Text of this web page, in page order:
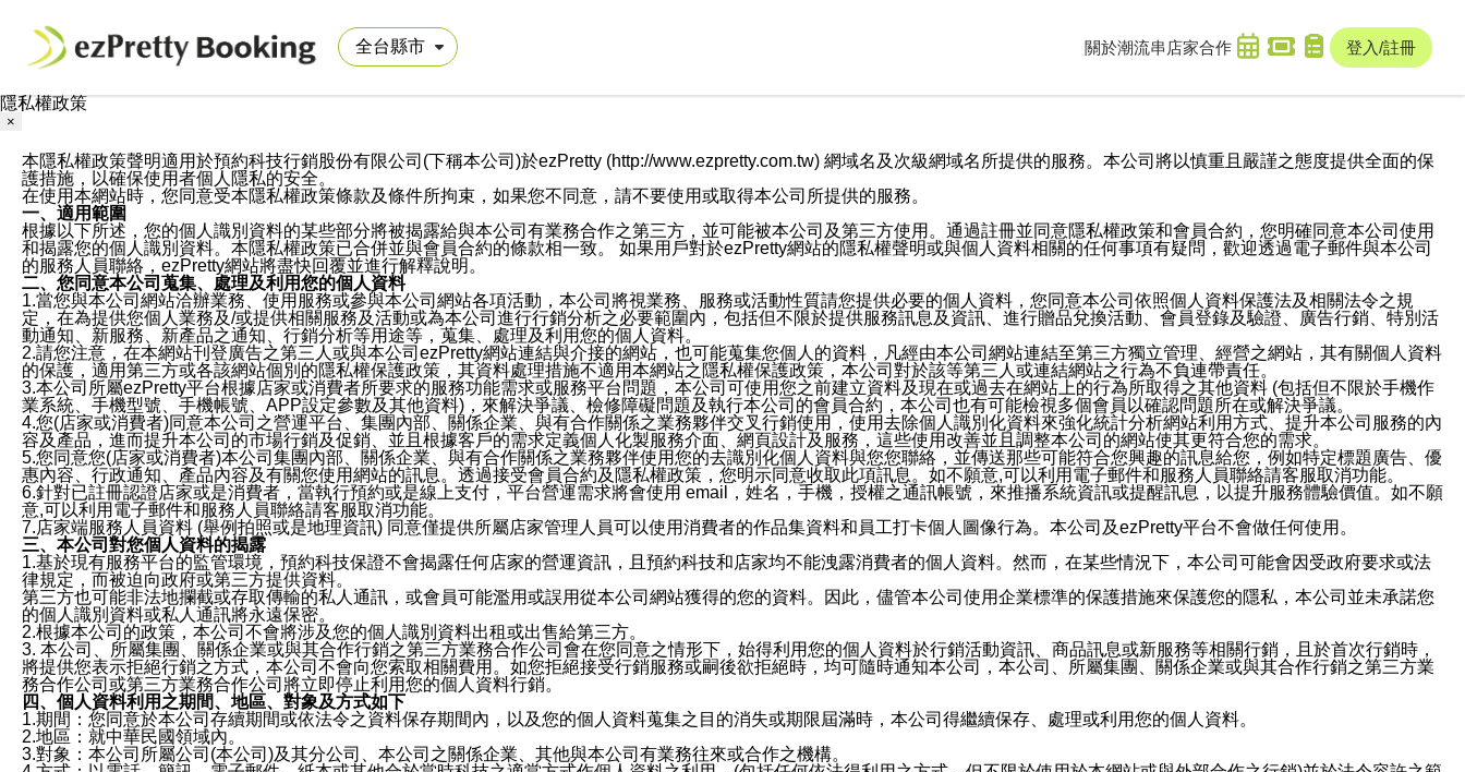
關於潮流串 店家合作 登入/註冊
隱私權政策
×
本隱私權政策聲明適用於預約科技行銷股份有限公司(下稱本公司)於ezPretty (http://www.ezpretty.com.tw) 網域名及次級網域名所提供的服務。本公司將以慎重且嚴謹之態度提供全面的保
護措施，以確保使用者個人隱私的安全。
在使用本網站時，您同意受本隱私權政策條款及條件所拘束，如果您不同意，請不要使用或取得本公司所提供的服務。
一、適用範圍
根據以下所述，您的個人識別資料的某些部分將被揭露給與本公司有業務合作之第三方，並可能被本公司及第三方使用。通過註冊並同意隱私權政策和會員合約，您明確同意本公司使用
和揭露您的個人識別資料。本隱私權政策已合併並與會員合約的條款相一致。 如果用戶對於ezPretty網站的隱私權聲明或與個人資料相關的任何事項有疑問，歡迎透過電子郵件與本公司
的服務人員聯絡，ezPretty網站將盡快回覆並進行解釋說明。
二、您同意本公司蒐集、處理及利用您的個人資料
1.當您與本公司網站洽辦業務、使用服務或參與本公司網站各項活動，本公司將視業務、服務或活動性質請您提供必要的個人資料，您同意本公司依照個人資料保護法及相關法令之規
定，在為提供您個人業務及/或提供相關服務及活動或為本公司進行行銷分析之必要範圍內，包括但不限於提供服務訊息及資訊、進行贈品兌換活動、會員登錄及驗證、廣告行銷、特別活
動通知、新服務、新產品之通知、行銷分析等用途等，蒐集、處理及利用您的個人資料。
2.請您注意，在本網站刊登廣告之第三人或與本公司ezPretty網站連結與介接的網站，也可能蒐集您個人的資料，凡經由本公司網站連結至第三方獨立管理、經營之網站，其有關個人資料
的保護，適用第三方或各該網站個別的隱私權保護政策，其資料處理措施不適用本網站之隱私權保護政策，本公司對於該等第三人或連結網站之行為不負連帶責任。
3.本公司所屬ezPretty平台根據店家或消費者所要求的服務功能需求或服務平台問題，本公司可使用您之前建立資料及現在或過去在網站上的行為所取得之其他資料 (包括但不限於手機作
業系統、手機型號、手機帳號、APP設定參數及其他資料)，來解決爭議、檢修障礙問題及執行本公司的會員合約，本公司也有可能檢視多個會員以確認問題所在或解決爭議。
4.您(店家或消費者)同意本公司之營運平台、集團內部、關係企業、與有合作關係之業務夥伴交叉行銷使用，使用去除個人識別化資料來強化統計分析網站利用方式、提升本公司服務的內
容及產品，進而提升本公司的市場行銷及促銷、並且根據客戶的需求定義個人化製服務介面、網頁設計及服務，這些使用改善並且調整本公司的網站使其更符合您的需求。
5.您同意您(店家或消費者)本公司集團內部、關係企業、與有合作關係之業務夥伴使用您的去識別化個人資料與您您聯絡，並傳送那些可能符合您興趣的訊息給您，例如特定標題廣告、優
惠內容、行政通知、產品內容及有關您使用網站的訊息。透過接受會員合約及隱私權政策，您明示同意收取此項訊息。如不願意,可以利用電子郵件和服務人員聯絡請客服取消功能。
6.針對已註冊認證店家或是消費者，當執行預約或是線上支付，平台營運需求將會使用 email，姓名，手機，授權之通訊帳號，來推播系統資訊或提醒訊息，以提升服務體驗價值。如不願
意,可以利用電子郵件和服務人員聯絡請客服取消功能。
7.店家端服務人員資料 (舉例拍照或是地理資訊) 同意僅提供所屬店家管理人員可以使用消費者的作品集資料和員工打卡個人圖像行為。本公司及ezPretty平台不會做任何使用。
三、本公司對您個人資料的揭露
1.基於現有服務平台的監管環境，預約科技保證不會揭露任何店家的營運資訊，且預約科技和店家均不能洩露消費者的個人資料。然而，在某些情況下，本公司可能會因受政府要求或法
律規定，而被迫向政府或第三方提供資料。
第三方也可能非法地攔截或存取傳輸的私人通訊，或會員可能濫用或誤用從本公司網站獲得的您的資料。因此，儘管本公司使用企業標準的保護措施來保護您的隱私，本公司並未承諾您
的個人識別資料或私人通訊將永遠保密。
2.根據本公司的政策，本公司不會將涉及您的個人識別資料出租或出售給第三方。
3. 本公司、所屬集團、關係企業或與其合作行銷之第三方業務合作公司會在您同意之情形下，始得利用您的個人資料於行銷活動資訊、商品訊息或新服務等相關行銷，且於首次行銷時，
將提供您表示拒絕行銷之方式，本公司不會向您索取相關費用。如您拒絕接受行銷服務或嗣後欲拒絕時，均可隨時通知本公司，本公司、所屬集團、關係企業或與其合作行銷之第三方業
務合作公司或第三方業務合作公司將立即停止利用您的個人資料行銷。
四、個人資料利用之期間、地區、對象及方式如下
1.期間：您同意於本公司存續期間或依法令之資料保存期間內，以及您的個人資料蒐集之目的消失或期限屆滿時，本公司得繼續保存、處理或利用您的個人資料。
2.地區：就中華民國領域內。
3.對象：本公司所屬公司(本公司)及其分公司、本公司之關係企業、其他與本公司有業務往來或合作之機構。